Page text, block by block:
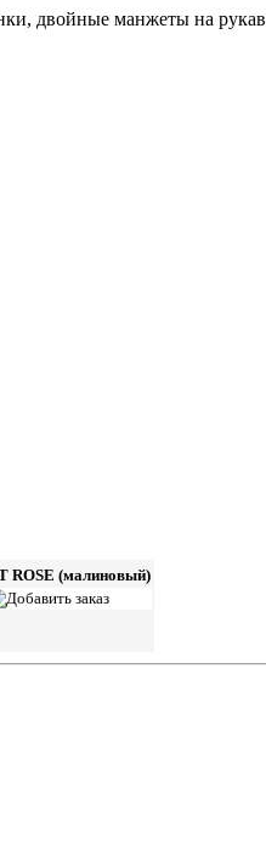
двойные манжеты на
ROSE (малиновый)